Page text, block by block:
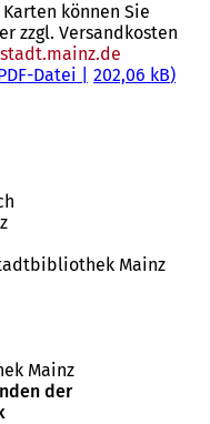
können Sie
zzgl. Versandkosten
stadt.mainz de
-Datei
202,06 kB
Mainz
Mainz
der